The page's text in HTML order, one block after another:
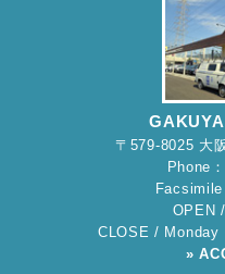
〒579-8025 大
Phone
OPEN
CLOSE / Monday
»